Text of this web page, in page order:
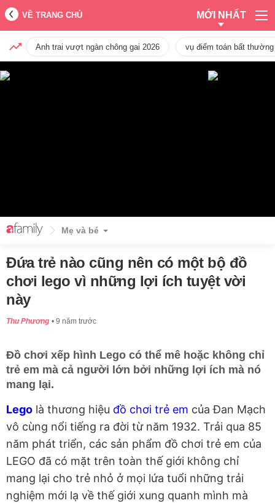
VỀ TRANG CHỦ MỚI NHẤT
Anh trai vượt ngàn chông gai 2026 vụ điểm toán bất
Mẹ và bé
Đứa trẻ nào cũng nên có một bộ đồ
chơi lego vì những lợi ích tuyệt vời
này
Thu Phương 9 năm trước
Đồ chơi xếp hình Lego có thể mê hoặc không chỉ
trẻ em mà cả người lớn bởi những lợi ích mà nó
mang lại.
Lego là thương hiệu đồ chơi trẻ em của Đan Mạch
vô cùng nổi tiếng ra đời từ năm 1932. Trải qua 85
năm phát triển, các sản phẩm đồ chơi trẻ em của
LEGO đã có mặt trên toàn thế giới không chỉ
mang lại cho trẻ nhỏ ở mọi lứa tuổi những trải
nghiệm mới lạ về thế giới xung quanh mình mà